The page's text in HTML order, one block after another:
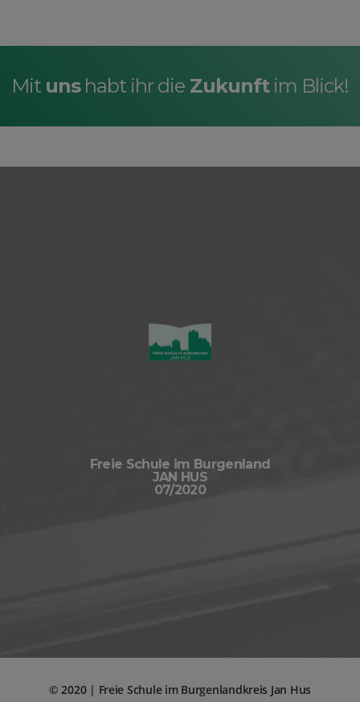
Mit unshabt ihr die Zukunftim Blick!
Freie Schule im Burgenland
JAN HUS
07/2020
© 2020 | Freie Schule im Burgenlandkreis Jan Hus